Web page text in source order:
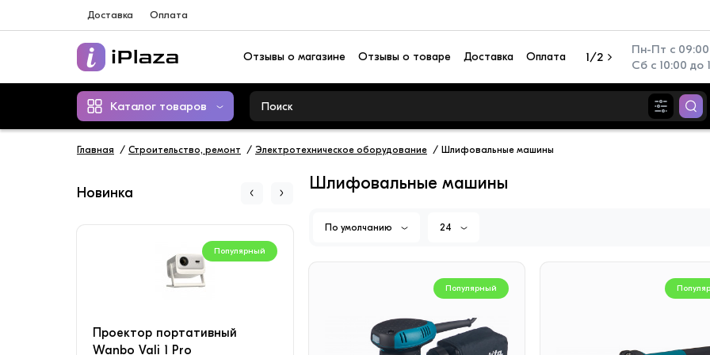
Доставка Оплата
Пн-Пт с 09:00
Сб с 10:00 до
1/2
Отзывы о магазине Отзывы о товаре Доставка Оплата
Каталог товаров
Главная Строительство, ремонт Электротехническое оборудование Шлифовальные машины
Новинка
Популярный
Проектор портативный
Wanbo Vali 1 Pro
Кондиционер настенный TCL
SAVIN TAC-SV09HSV/ZA
Camelion RS940-CBH
Шлифовальные машины
По умолчанию 24
Популярный